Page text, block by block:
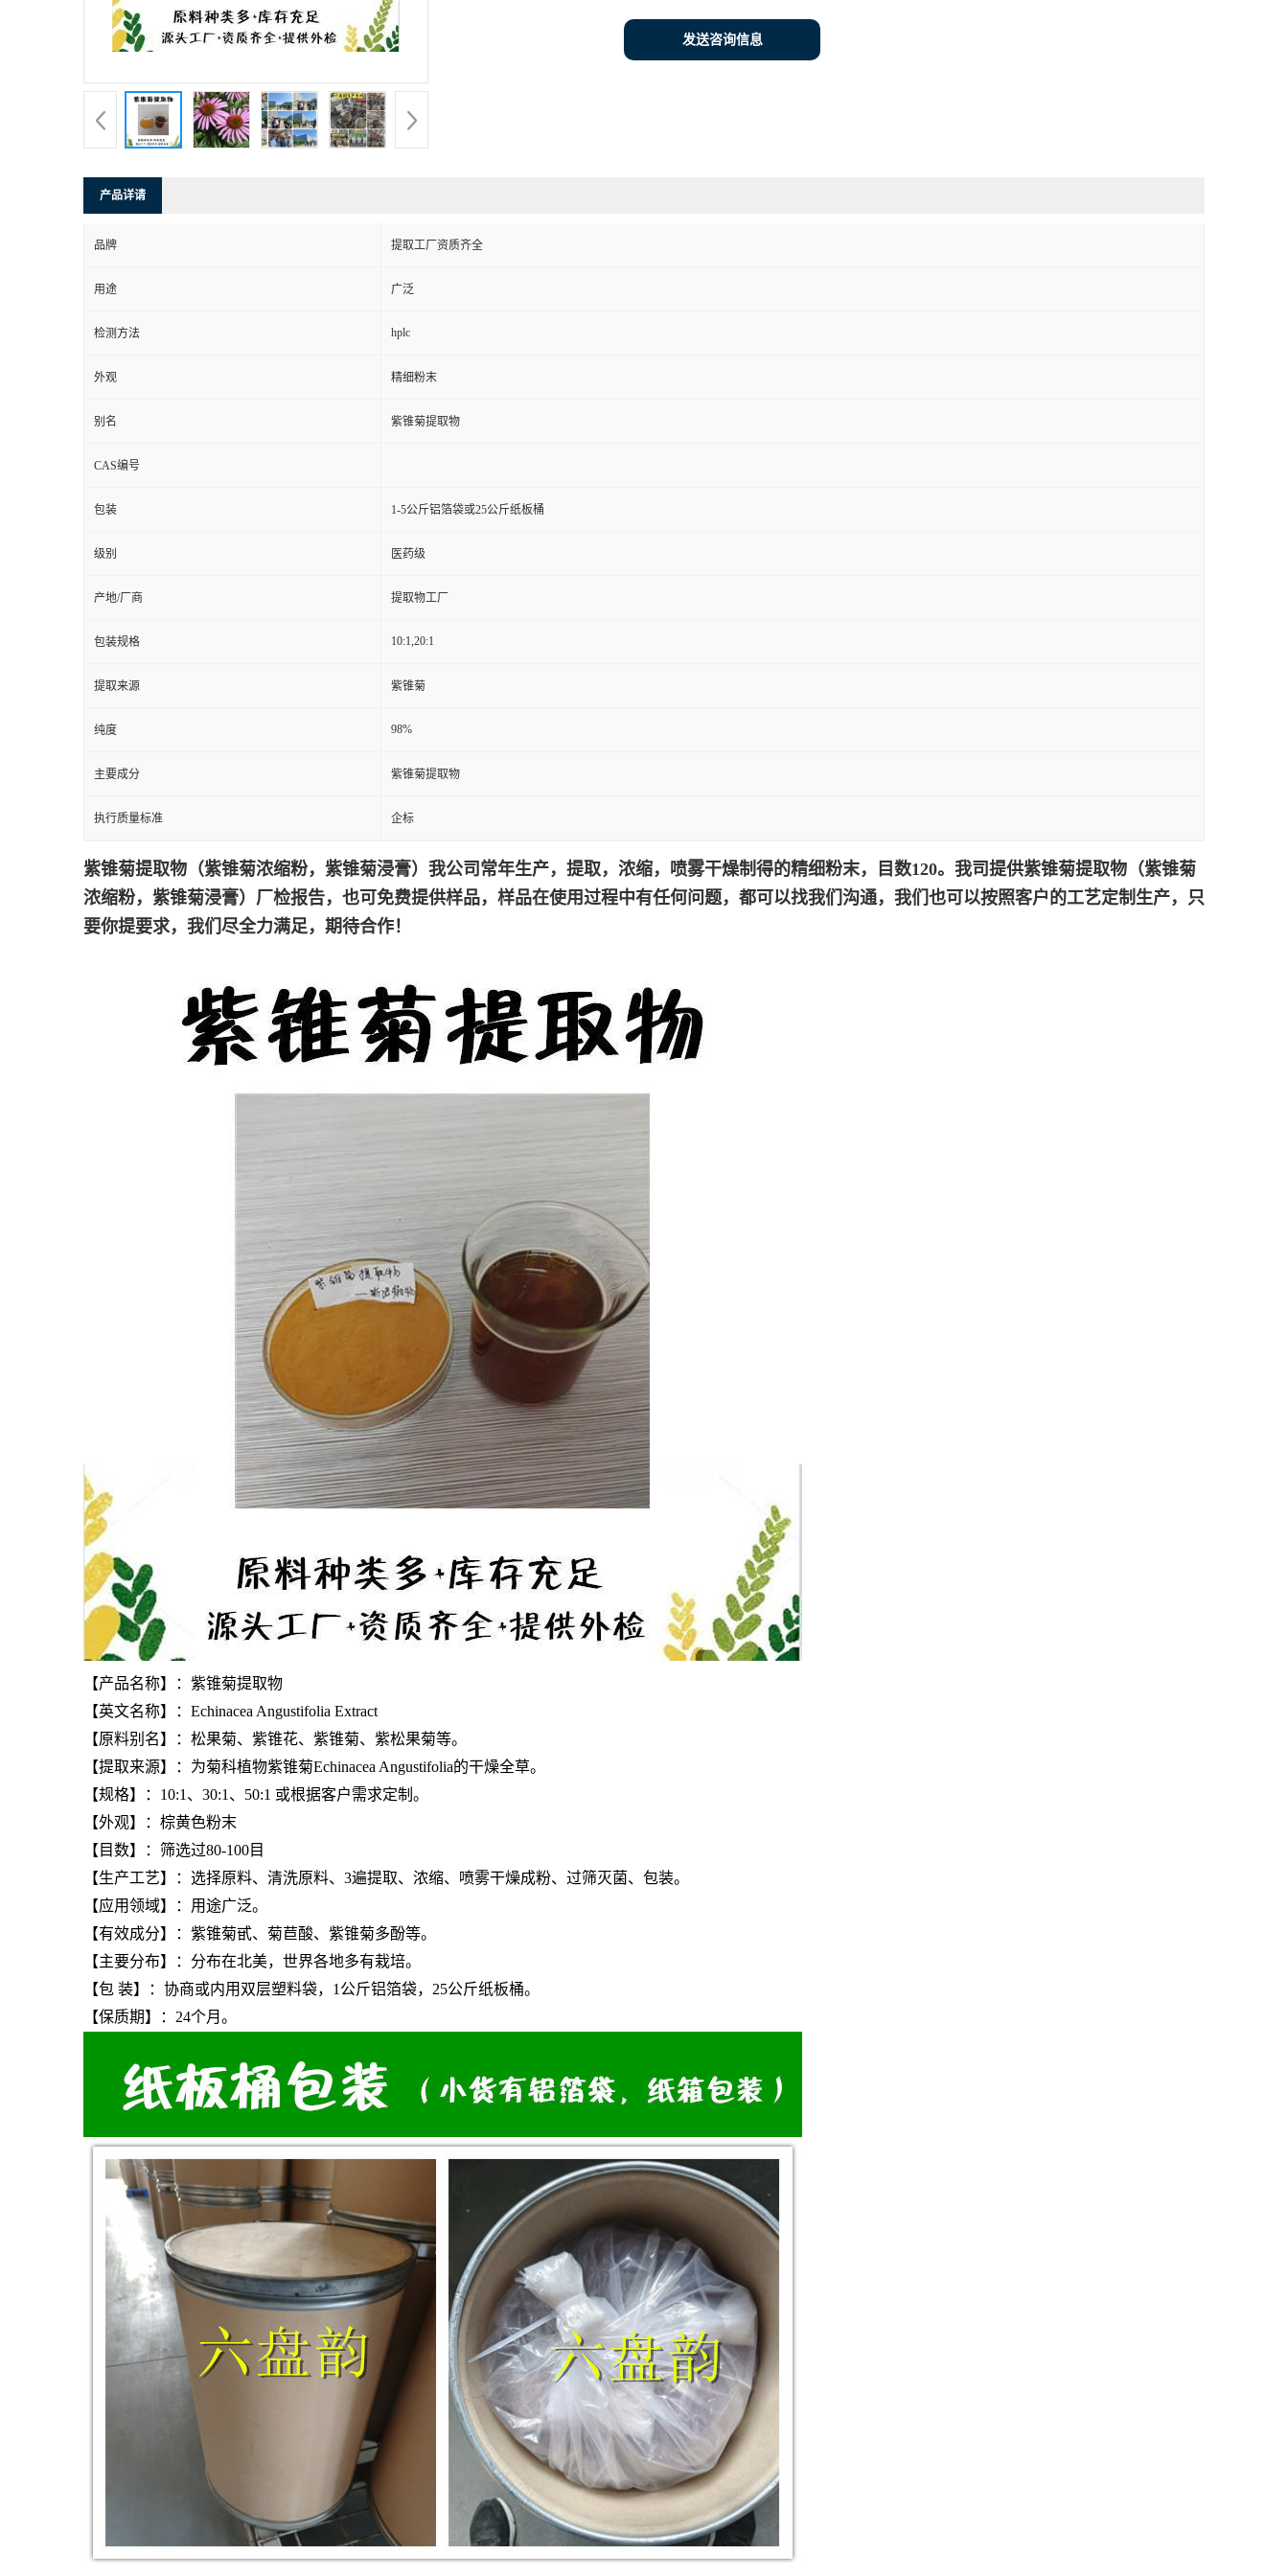
发送咨询信息
产品详请
品牌 提取工厂资质齐全
用途 广泛
检测方法 hplc
外观 精细粉末
别名 紫锥菊提取物
CAS编号
包装 1-5公斤铝箔袋或25公斤纸板桶
级别 医药级
产地/厂商 提取物工厂
包装规格 10:1,20:1
提取来源 紫锥菊
纯度 98%
主要成分 紫锥菊提取物
执行质量标准 企标
紫锥菊提取物（紫锥菊浓缩粉，紫锥菊浸膏）我公司常年生产，提取，浓缩，喷雾干燥制得的精细粉末，目数120。我司提供紫锥菊提取物（紫锥菊
浓缩粉，紫锥菊浸膏） 厂检报告，也可免费提供样品，样品在使用过程中有任何问题，都可以找我们沟通，我们也可以按照客户的工艺定制生产，只
要你提要求，我们尽全力满足，期待合作！
【产品名称】：紫锥菊提取物
【英文名称】：Echinacea Angustifolia Extract
【原料别名】：松果菊、紫锥花、紫锥菊、紫松果菊等。
【提取来源】：为菊科植物紫锥菊Echinacea Angustifolia的干燥全草。
【规格】：10:1、30:1、50:1 或根据客户需求定制。
【外观】：棕黄色粉末
【目数】：筛选过80-100目
【生产工艺】：选择原料、清洗原料、3遍提取、浓缩、喷雾干燥成粉、过筛灭菌、包装。
【应用领域】：用途广泛。
【有效成分】：紫锥菊甙、菊苣酸、紫锥菊多酚等。
【主要分布】：分布在北美，世界各地多有栽培。
【包 装】：协商或内用双层塑料袋，1公斤铝箔袋，25公斤纸板桶。
【保质期】：24个月。